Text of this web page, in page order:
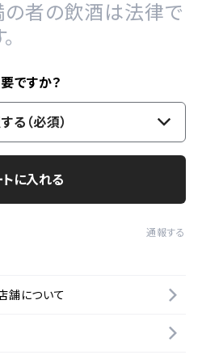
の者の飲酒は法律で
ですか？
る（必須）
に入れる
通報する
舗について